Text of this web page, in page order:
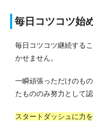
毎日コツコツ始
毎日コツコツ継続する
かせません。
一瞬頑張っただけのも
たもののみ努力として認
スタートダッシュに力